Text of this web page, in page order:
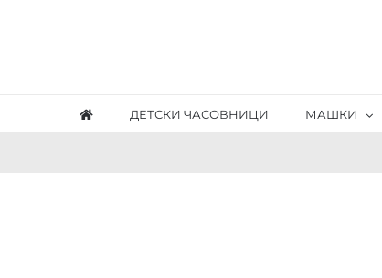
ДЕТСКИ ЧАСОВНИЦИ МАШКИ